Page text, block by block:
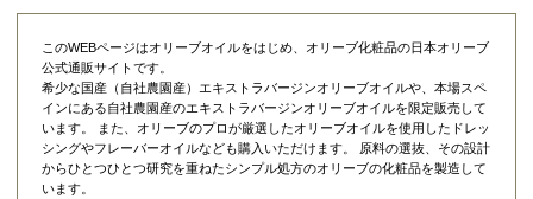
このWEBページはオリーブオイルをはじめ、オリーブ化粧品の日本オリーブ
公式通販サイトです。
希少な国産（自社農園産）エキストラバージンオリーブオイルや、本場スペ
インにある自社農園産のエキストラバージンオリーブオイルを限定販売して
います。 また、オリーブのプロが厳選したオリーブオイルを使用したドレッ
シングやフレーバーオイルなども購入いただけます。 原料の選抜、その設計
からひとつひとつ研究を重ねたシンプル処方のオリーブの化粧品を製造して
います。